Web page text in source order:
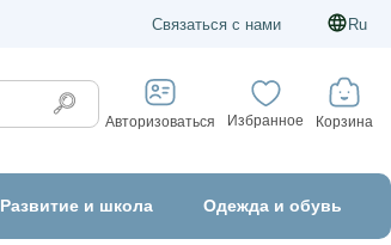
Связаться с нами Ru
Авторизоваться Избранное Корзина
Развитие и школа Одежда и обувь